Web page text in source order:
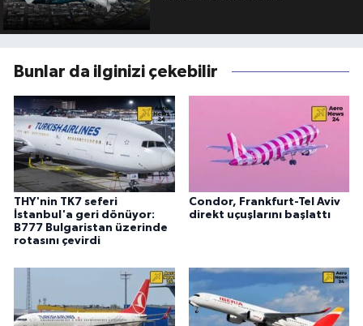
Bunlar da ilginizi çekebilir
THY'nin TK7 seferi
İstanbul'a geri dönüyor:
B777 Bulgaristan üzerinde
rotasını çevirdi
Condor, Frankfurt-Tel Aviv
direkt uçuşlarını başlattı